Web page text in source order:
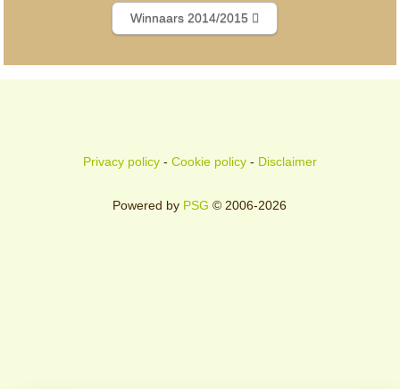
Winnaars 2014/2015
Privacy policy- Cookie policy- Disclaimer
Powered by PSG © 2006-2026